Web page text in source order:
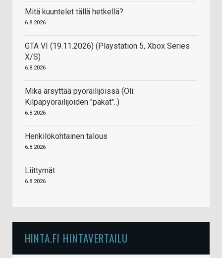
Mitä kuuntelet tällä hetkellä?
6.8.2026
GTA VI (19.11.2026) (Playstation 5, Xbox Series
X/S)
6.8.2026
Mikä ärsyttää pyöräilijöissä (Oli:
Kilpapyöräilijöiden "pakat"..)
6.8.2026
Henkilökohtainen talous
6.8.2026
Liittymät
6.8.2026
HINTA.FI HINTAVERTAILU